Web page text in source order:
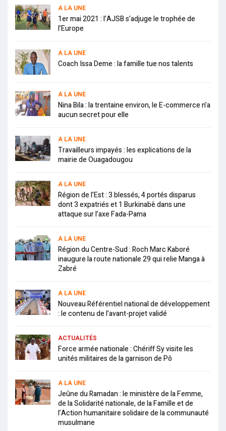
A LA UNE
1er mai 2021 : l’AJSB s’adjuge le trophée de
l’Europe
A LA UNE
Coach Issa Deme : la famille tue nos talents
A LA UNE
Nina Bila : la trentaine environ, le E-commerce n’a
aucun secret pour elle
A LA UNE
Travailleurs impayés : les explications de la
mairie de Ouagadougou
A LA UNE
Région de l’Est : 3 blessés, 4 portés disparus
dont 3 expatriés et 1 Burkinabè dans une
attaque sur l’axe Fada-Pama
A LA UNE
Région du Centre-Sud : Roch Marc Kaboré
inaugure la route nationale 29 qui relie Manga à
Zabré
A LA UNE
Nouveau Référentiel national de développement
: le contenu de l’avant-projet validé
ACTUALITÉS
Force armée nationale : Chériff Sy visite les
unités militaires de la garnison de Pô
A LA UNE
Jeûne du Ramadan : le ministère de la Femme,
de la Solidarité nationale, de la Famille et de
l’Action humanitaire solidaire de la communauté
musulmane